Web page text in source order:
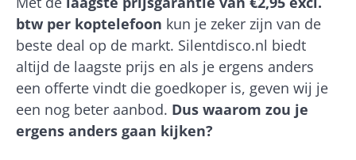
btw per koptelefoon kun je zeker zijn van de
beste deal op de markt. Silentdisco.nl biedt
altijd de laagste prijs en als je ergens anders
een offerte vindt die goedkoper is, geven wij je
een nog beter aanbod. Dus waarom zou je
ergens anders gaan kijken?